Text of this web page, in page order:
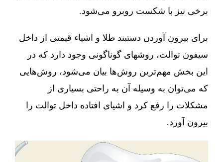
برخی نیز با شکست روبرو می‌شود.
برای بیرون آوردن دستبند طلا و اشیاء قیمتی از داخل
سیفون توالت، روشهای گوناگونی وجود دارد که در
این بخش مهم‌ترین روش‌ها بیان می‌شود، روش‌هایی
که می‌توان به وسیله آن به راحتی بسیاری از
مشکلات را رفع کرد و اشیای افتاده داخل توالت را
بیرون آورد.